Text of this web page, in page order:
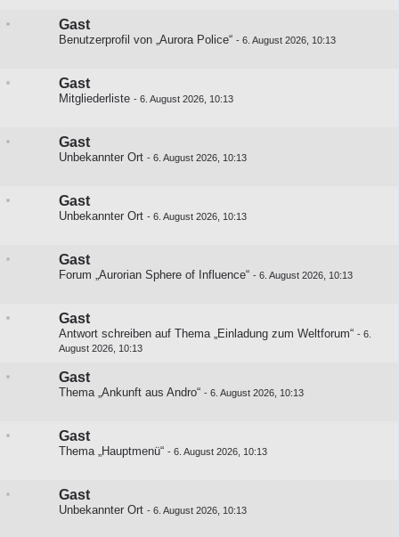
Gast
Benutzerprofil von „Aurora Police“ - 6. August 2026, 10:13
Gast
Mitgliederliste - 6. August 2026, 10:13
Gast
Unbekannter Ort - 6. August 2026, 10:13
Gast
Unbekannter Ort - 6. August 2026, 10:13
Gast
Forum „Aurorian Sphere of Influence“ - 6. August 2026, 10:13
Gast
Antwort schreiben auf Thema „Einladung zum Weltforum“ - 6.
August 2026, 10:13
Gast
Thema „Ankunft aus Andro“ - 6. August 2026, 10:13
Gast
Thema „Hauptmenü“ - 6. August 2026, 10:13
Gast
Unbekannter Ort - 6. August 2026, 10:13